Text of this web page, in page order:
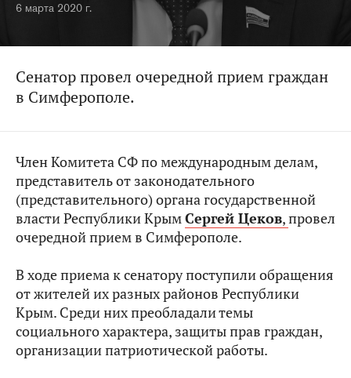
6 марта 2020 г.
Сенатор провел очередной прием граждан
в Симферополе.
Член Комитета СФ по международным делам,
представитель от законодательного
(представительного) органа государственной
власти Республики КрымСергей Цеков,провел
очередной прием в Симферополе.
В ходе приема к сенатору поступили обращения
от жителей их разных районов Республики
Крым. Среди них преобладали темы
социального характера, защиты прав граждан,
организации патриотической работы.